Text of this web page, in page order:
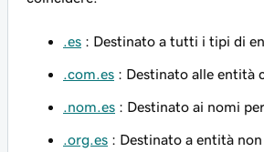
.es : Destinato a tutti i tipi di
.com.es : Destinato alle entità
.nom.es : Destinato ai nomi
.org.es : Destinato a entità